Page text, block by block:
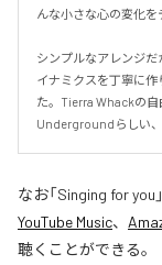
んな小さな心の変化を
シンプルなアレンジ
イナミクスを丁寧に
た。Tierra Whackの
Undergroundらしい、
なお「Singing for you
YouTube Music、
聴くことができる。